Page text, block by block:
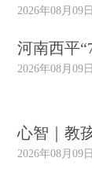
2026年08月09日
河南西平
2026年08月09日
心智｜教
2026年08月09日